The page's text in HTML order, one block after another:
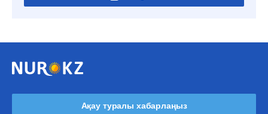
Ақау туралы хабарлаңыз